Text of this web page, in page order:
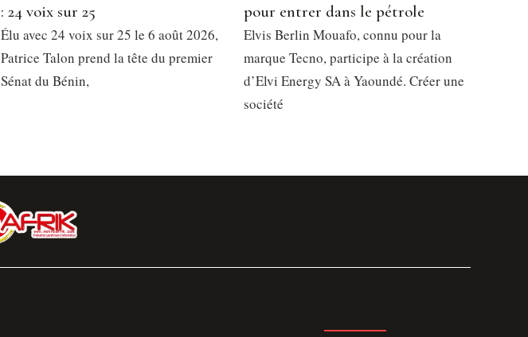
: 24 voix sur 25
Élu avec 24 voix sur 25 le 6 août 2026,
Patrice Talon prend la tête du premier
Sénat du Bénin,
pour entrer dans le pétrole
Elvis Berlin Mouafo, connu pour la
marque Tecno, participe à la création
d’Elvi Energy SA à Yaoundé. Créer une
société